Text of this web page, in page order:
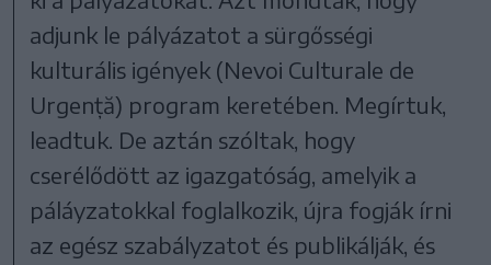
adjunk le pályázatot a sürgősségi
kulturális igények (Nevoi Culturale de
Urgență) program keretében. Megírtuk,
leadtuk. De aztán szóltak, hogy
cserélődött az igazgatóság, amelyik a
páláyzatokkal foglalkozik, újra fogják írni
az egész szabályzatot és publikálják, és